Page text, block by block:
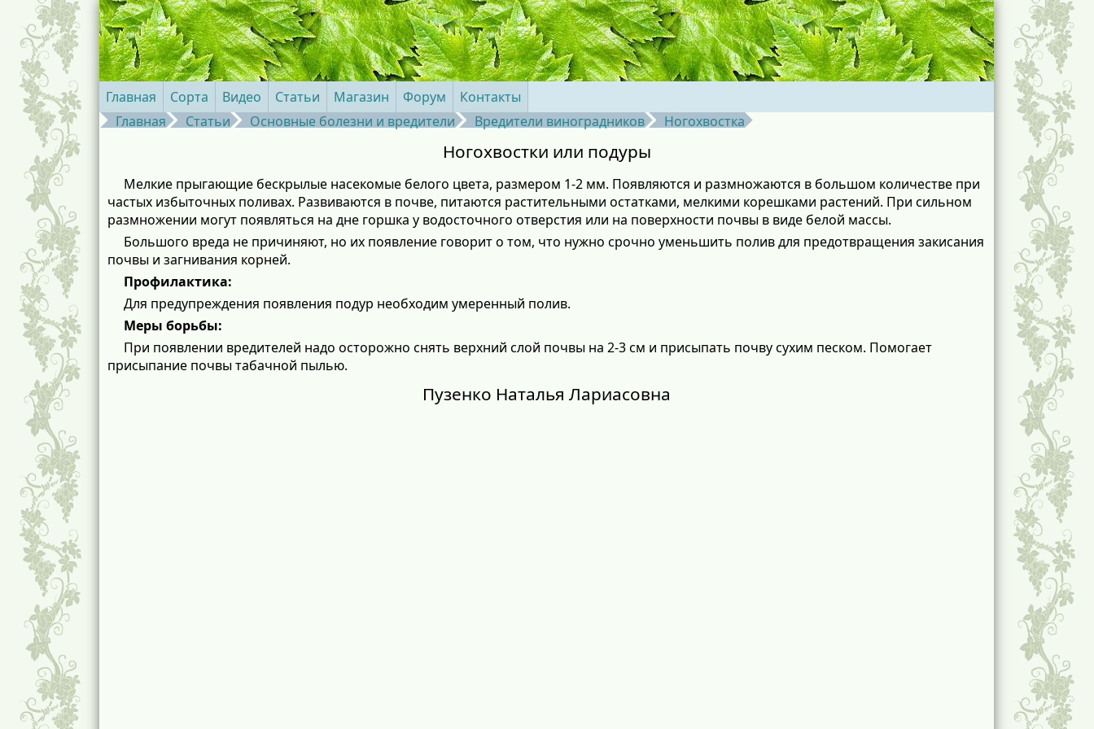
Главная Сорта Видео Статьи Магазин Форум
Контакты
Главная
Статьи Основные болезни и вредители Вредители виноградников Ногохвостка
Ногохвостки или подуры
Мелкие прыгающие бескрылые насекомые белого цвета, размером 1-2 мм. Появляются и размножаются в большом количестве при
частых избыточных поливах. Развиваются в почве, питаются растительными остатками, мелкими корешками растений. При сильном
размножении могут появляться на дне горшка у водосточного отверстия или на поверхности почвы в виде белой массы.
Большого вреда не причиняют, но их появление говорит о том, что нужно срочно уменьшить полив для предотвращения закисания
почвы и загнивания корней.
Профилактика:
Для предупреждения появления подур необходим умеренный полив.
Меры борьбы:
При появлении вредителей надо осторожно снять верхний слой почвы на 2-3 см и присыпать почву сухим песком. Помогает
присыпание почвы табачной пылью.
Пузенко Наталья Лариасовна